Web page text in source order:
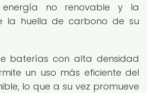
no renovable y la
la huella de carbono de su
baterías con alta densidad
un uso más eficiente del
lo que a su vez promueve